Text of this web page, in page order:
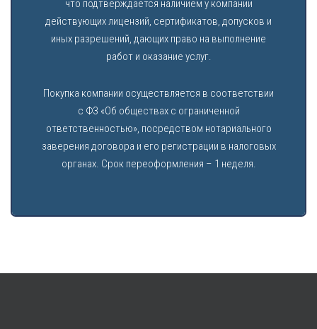
что подтверждается наличием у компании
действующих лицензий, сертификатов, допусков и
иных разрешений, дающих право на выполнение
работ и оказание услуг.
Покупка компании осуществляется в соответствии
с ФЗ «Об обществах с ограниченной
ответственностью», посредством нотариального
заверения договора и его регистрации в налоговых
органах. Срок переоформления – 1 неделя.